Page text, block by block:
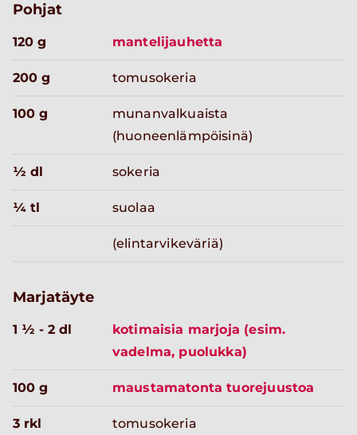
Pohjat
120 g mantelijauhetta
200 g tomusokeria
100 g
munanvalkuaista
(huoneenlämpöisinä)
½ dl sokeria
¼ tl suolaa
(elintarvikeväriä)
Marjatäyte
1 ½ - 2 dl
kotimaisia marjoja (esim.
vadelma, puolukka)
100 g maustamatonta tuorejuustoa
3 rkl tomusokeria